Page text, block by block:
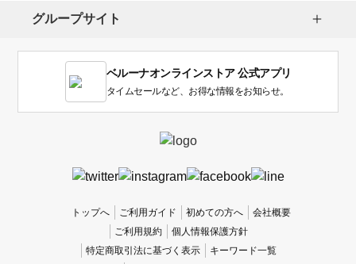
い
グループサイト
ベルーナオンラインストア 公式アプリ
タイムセールなど、お得な情報をお知らせ。
トップへ ご利用ガイド 初めての方へ
会社概要
ご利用規約
個人情報保護方針
特定商取引法に基づく表示
キーワード一覧